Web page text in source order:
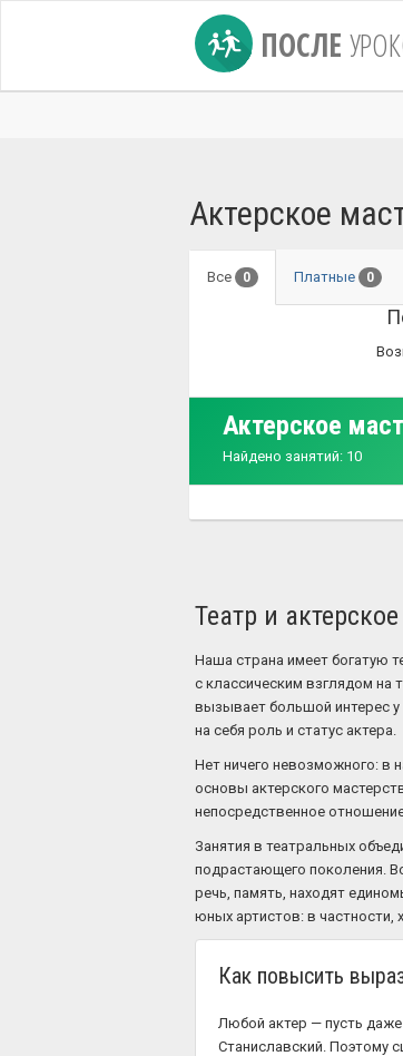
ПОСЛЕ
Актерское
Все 0 Платные 0
Актерское
Найдено занятий: 10
Театр и
Наша страна имеет богатую
с классическим взглядом на
вызывает большой интерес у
на себя роль и статус актера.
Нет ничего невозможного: в
основы актерского
непосредственное
Занятия в театральных
подрастающего поколения.
речь, память, находят
юных артистов: в частности,
Как повысить
Любой актер — пусть
Станиславский. Поэтому